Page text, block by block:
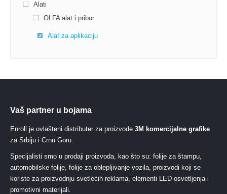
Alati
OLFA alat i pribor
Alat za aplikaciju
Vaš partner u bojama
Enroll je ovlašteni distributer za proizvode 3M komercijalne grafike
za Srbiju i Crnu Goru.
Specijalisti smo u prodaji proizvoda, kao što su: folije za štampu,
automobilske folije, folije za oblepljivanje vozila, proizvodi koji se
koriste za proizvodnju svetlećih reklama, elementi LED osvetljenja i
promotivni materijali.